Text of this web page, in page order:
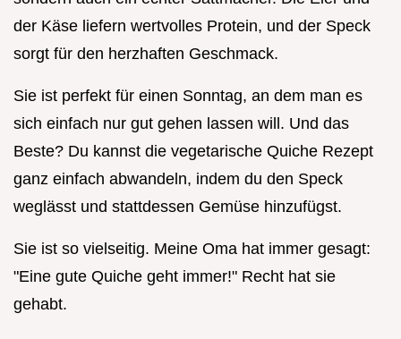
der Käse liefern wertvolles Protein, und der Speck
sorgt für den herzhaften Geschmack.
Sie ist perfekt für einen Sonntag, an dem man es
sich einfach nur gut gehen lassen will. Und das
Beste? Du kannst die vegetarische Quiche Rezept
ganz einfach abwandeln, indem du den Speck
weglässt und stattdessen Gemüse hinzufügst.
Sie ist so vielseitig. Meine Oma hat immer gesagt:
"Eine gute Quiche geht immer!" Recht hat sie
gehabt.